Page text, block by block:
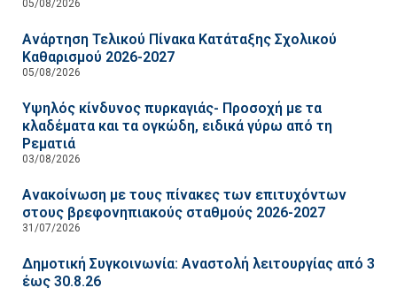
05/08/2026
Ανάρτηση Τελικού Πίνακα Κατάταξης Σχολικού
Καθαρισμού 2026-2027
05/08/2026
Υψηλός κίνδυνος πυρκαγιάς- Προσοχή με τα
κλαδέματα και τα ογκώδη, ειδικά γύρω από τη
Ρεματιά
03/08/2026
Ανακοίνωση με τους πίνακες των επιτυχόντων
στους βρεφονηπιακούς σταθμούς 2026-2027
31/07/2026
Δημοτική Συγκοινωνία: Αναστολή λειτουργίας από 3
έως 30.8.26